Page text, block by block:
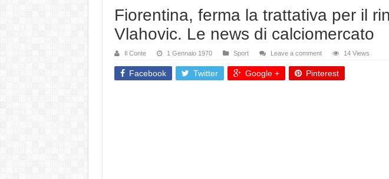
Fiorentina, ferma la trattativa per il
Vlahovic. Le news di calciomercato
Il Conte 1 Gennaio 1970 Sport Leave a comment 14 Views
Facebook Twitter Google + Pinterest